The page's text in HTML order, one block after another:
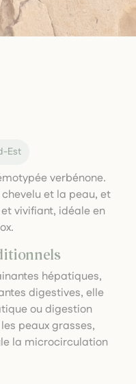
Est
verbénone.
et la peau, et
vivifiant, idéale en
hépatiques,
digestives, elle
ou digestion
peaux grasses,
la microcirculation